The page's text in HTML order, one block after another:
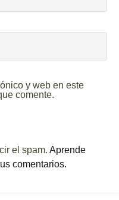
y web en este
comente.
el spam. Aprende
comentarios.